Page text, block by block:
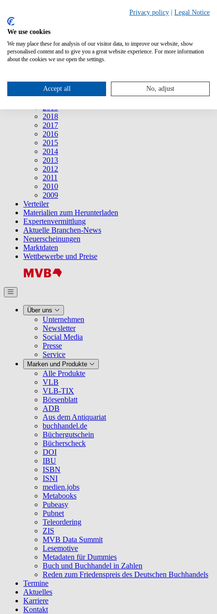
Mitteilungen
2026
2025
2024
2022
2021
2020
2019
2018
2017
2016
2015
2014
2013
2012
2011
2010
2009
Verteiler
Materialien zum Herunterladen
Expertenvermittlung
Aktuelle Branchen-News
Neuerscheinungen
Marktdaten
Wettbewerbe und Preise
Über uns
Unternehmen
Newsletter
Social Media
Presse
Service
Marken und Produkte
Alle Produkte
VLB
VLB-TIX
Börsenblatt
ADB
Aus dem Antiquariat
buchhandel.de
Büchergutschein
Bücherscheck
DOI
IBU
ISBN
ISNI
medien.jobs
Metabooks
Pubeasy
Pubnet
Teleordering
ZIS
MVB Data Summit
Lesemotive
Metadaten für Dummies
Buch und Buchhandel in Zahlen
Reden zum Friedenspreis des Deutschen Buchhandels
Termine
Aktuelles
Karriere
Kontakt
Privacy policy Legal Notice
We use cookies
We may place these for analysis of our visitor data, to improve our website, show
personalised content and to give you a great website experience. For more information
about the cookies we use open the settings.
Accept all No, adjust